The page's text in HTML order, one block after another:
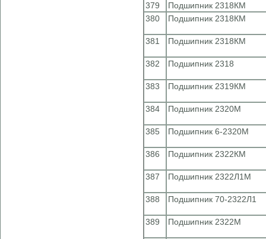
379
Подшипник 2318КМ
380
Подшипник 2318КМ
381 Подшипник 2318КМ
382 Подшипник 2318
383 Подшипник 2319КМ
384 Подшипник 2320М
385 Подшипник 6-2320М
386 Подшипник 2322КМ
387 Подшипник 2322Л1М
388 Подшипник 70-2322Л1
389 Подшипник 2322М